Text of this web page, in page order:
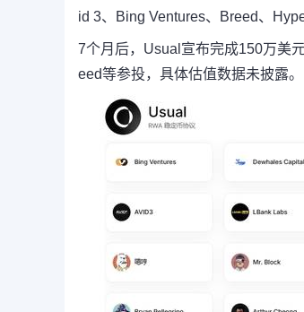
id 3、Bing Ventures、Breed、
7个月后，Usual宣布完成150万美
eed等参投，具体估值数据未披露。